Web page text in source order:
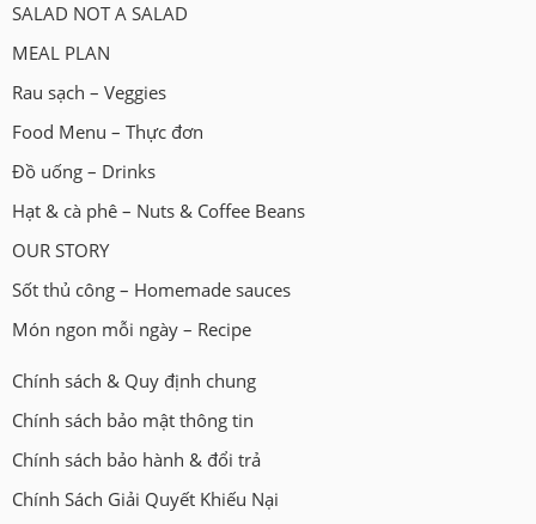
SALAD NOT A SALAD
MEAL PLAN
Rau sạch – Veggies
Food Menu – Thực đơn
Đồ uống – Drinks
Hạt & cà phê – Nuts & Coffee Beans
OUR STORY
Sốt thủ công – Homemade sauces
Món ngon mỗi ngày – Recipe
Chính sách & Quy định chung
Chính sách bảo mật thông tin
Chính sách bảo hành & đổi trả
Chính Sách Giải Quyết Khiếu Nại